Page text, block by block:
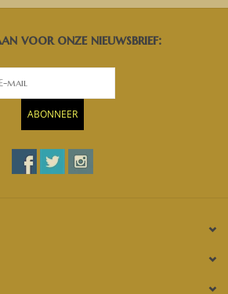
voor onze nieuwsbrief:
ABONNEER